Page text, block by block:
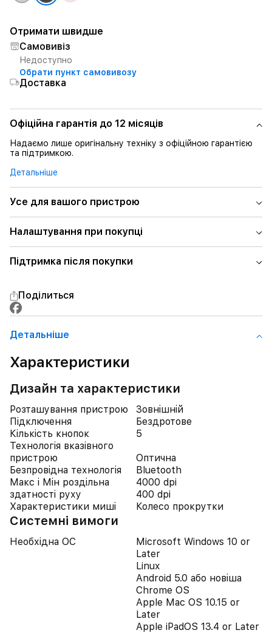
Отримати швидше
Самовивіз
Недоступно
Обрати пункт самовивозу
Доставка
Офіційна гарантія до 12 місяців
Надаємо лише оригінальну техніку з офіційною гарантією
та підтримкою.
Детальніше
Усе для вашого пристрою
Налаштування при покупці
Підтримка після покупки
Поділиться
Детальнiше
Характеристики
Дизайн та характеристики
Розташування пристрою
Зовнішній
Підключення
Бездротове
Кількість кнопок
5
Технологія вказівного
пристрою
Оптична
Безпровідна технологія
Bluetooth
Макс і Мін роздільна
здатності руху
4000 dpi
400 dpi
Характеристики миші
Колесо прокрутки
Системні вимоги
Необхідна ОС
Microsoft Windows 10 or
Later
Linux
Android 5.0 або новіша
Chrome OS
Apple Mac OS 10.15 or
Later
Apple iPadOS 13.4 or Later